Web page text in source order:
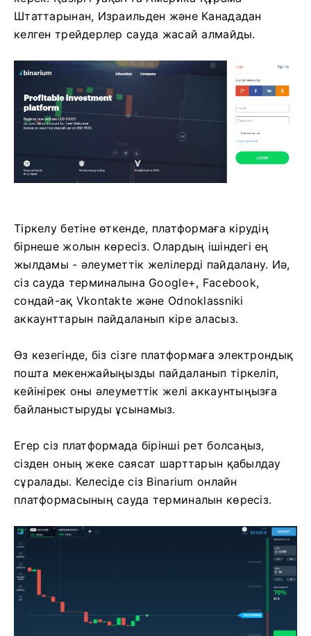
Штаттарынан, Израильден және Канададан
келген трейдерлер сауда жасай алмайды.
Тіркелу бетіне өткенде, платформаға кірудің
бірнеше жолын көресіз. Олардың ішіндегі ең
жылдамы - әлеуметтік желілерді пайдалану. Иә,
сіз сауда терминалына Google+, Facebook,
сондай-ақ Vkontakte және Odnoklassniki
аккаунттарын пайдаланып кіре аласыз.
Өз кезегінде, біз сізге платформаға электрондық
пошта мекенжайыңызды пайдаланып тіркеліп,
кейінірек оны әлеуметтік желі аккаунтыңызға
байланыстыруды ұсынамыз.
Егер сіз платформада бірінші рет болсаңыз,
сізден оның жеке саясат шарттарын қабылдау
сұралады. Келесіде сіз Binarium онлайн
платформасының сауда терминалын көресіз.